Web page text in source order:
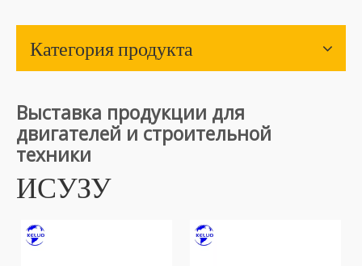
Категория продукта
Выставка продукции для
двигателей и строительной
техники
ИСУЗУ